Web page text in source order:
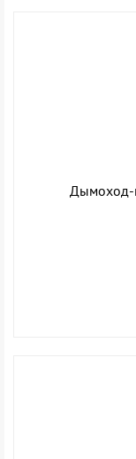
Дымоход-